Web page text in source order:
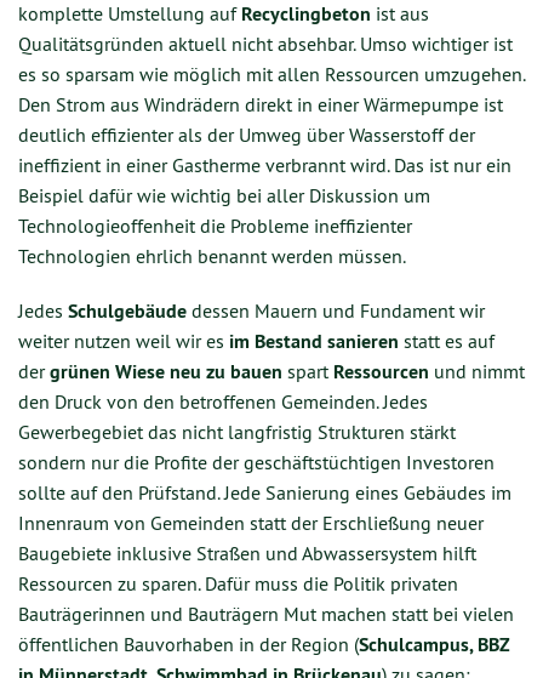
komplette Umstellung auf Recyclingbeton ist aus
Qualitätsgründen aktuell nicht absehbar. Umso wichtiger ist
es so sparsam wie möglich mit allen Ressourcen umzugehen.
Den Strom aus Windrädern direkt in einer Wärmepumpe ist
deutlich effizienter als der Umweg über Wasserstoff der
ineffizient in einer Gastherme verbrannt wird. Das ist nur ein
Beispiel dafür wie wichtig bei aller Diskussion um
Technologieoffenheit die Probleme ineffizienter
Technologien ehrlich benannt werden müssen.
Jedes Schulgebäude dessen Mauern und Fundament wir
weiter nutzen weil wir es im Bestand sanieren statt es auf
dergrünen Wiese neu zu bauen spart Ressourcen und nimmt
den Druck von den betroffenen Gemeinden. Jedes
Gewerbegebiet das nicht langfristig Strukturen stärkt
sondern nur die Profite der geschäftstüchtigen Investoren
sollte auf den Prüfstand. Jede Sanierung eines Gebäudes im
Innenraum von Gemeinden statt der Erschließung neuer
Baugebiete inklusive Straßen und Abwassersystem hilft
Ressourcen zu sparen. Dafür muss die Politik privaten
Bauträgerinnen und Bauträgern Mut machen statt bei vielen
öffentlichen Bauvorhaben in der Region (Schulcampus, BBZ